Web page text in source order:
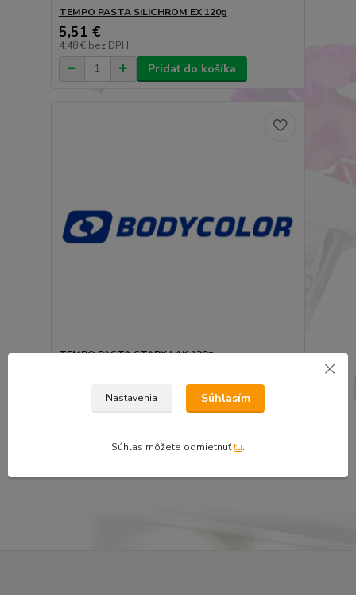
TEMPO PASTA SILICHROM EX 120g
5,51 €
4,48 € bez DPH
Pridať do košíka
TEMPO PASTA STARY LAK 120g
Pridať do košíka
Nastavenia Súhlasím
Súhlas môžete odmietnuťtu.